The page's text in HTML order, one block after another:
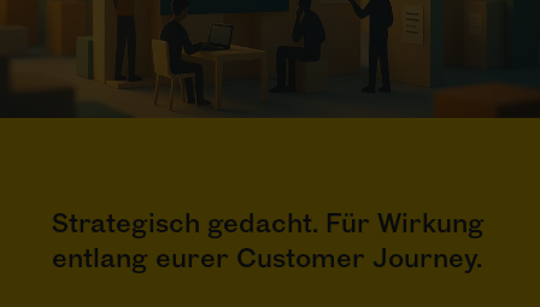
Strategisch gedacht. Für Wirkung
entlang eurer Customer Journey.